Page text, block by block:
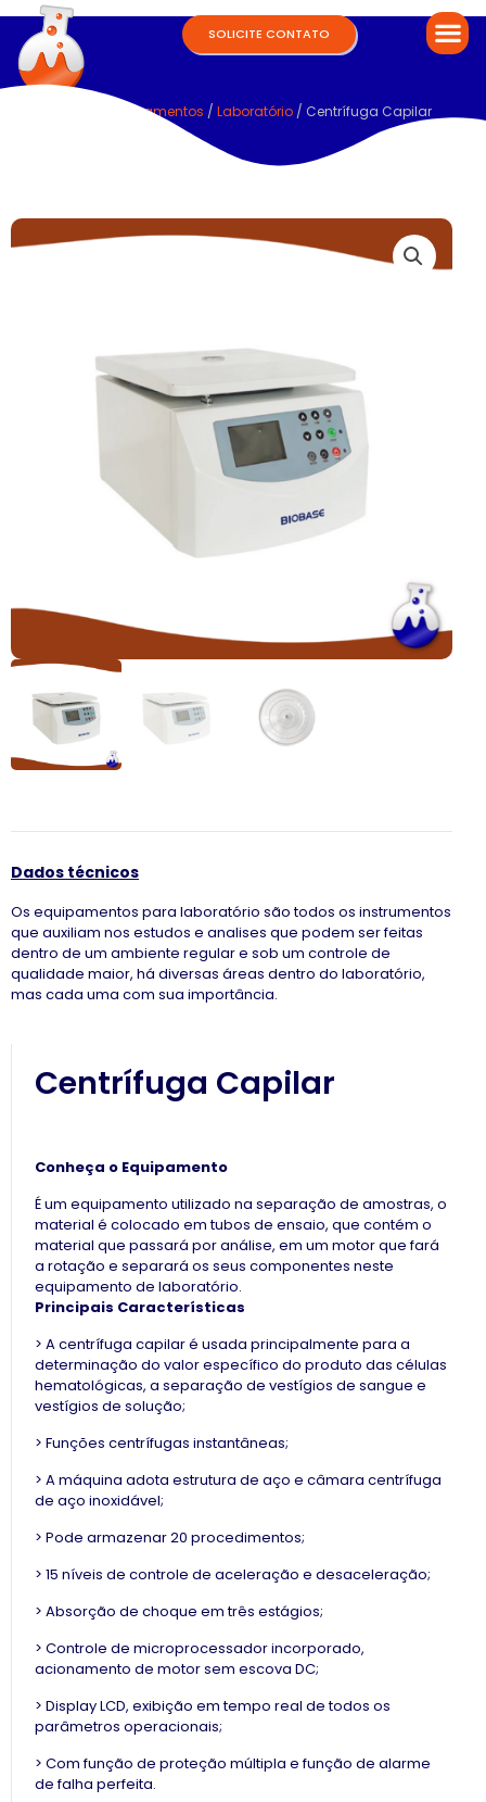
SOLICITE CONTATO
Equipamentos / Laboratório / Centrífuga Capilar
Dados técnicos
Os equipamentos para laboratório são todos os instrumentos
que auxiliam nos estudos e analises que podem ser feitas
dentro de um ambiente regular e sob um controle de
qualidade maior, há diversas áreas dentro do laboratório,
mas cada uma com sua importância.
Centrífuga Capilar
Conheça o Equipamento
É um equipamento utilizado na separação de amostras, o
material é colocado em tubos de ensaio, que contém o
material que passará por análise, em um motor que fará
a rotação e separará os seus componentes neste
equipamento de laboratório.
Principais Características
>A centrífuga capilar é usada principalmente para a
determinação do valor específico do produto das células
hematológicas, a separação de vestígios de sangue e
vestígios de solução;
> Funções centrífugas instantâneas;
> A máquina adota estrutura de aço e câmara centrífuga
de aço inoxidável;
> Pode armazenar 20 procedimentos;
> 15 níveis de controle de aceleração e desaceleração;
> Absorção de choque em três estágios;
> Controle de microprocessador incorporado,
acionamento de motor sem escova DC;
> Display LCD, exibição em tempo real de todos os
parâmetros operacionais;
> Com função de proteção múltipla e função de alarme
de falha perfeita.